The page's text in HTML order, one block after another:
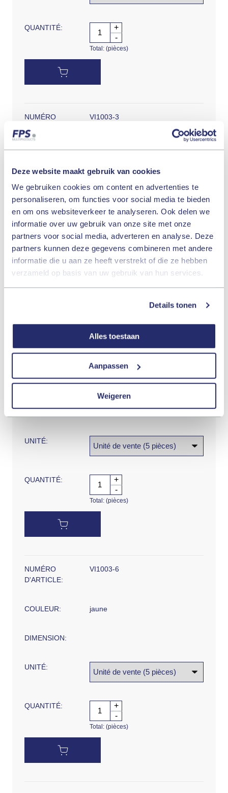
Deze website maakt gebruik van cookies
We gebruiken cookies om content en advertenties te
personaliseren, om functies voor social media te bieden
en om ons websiteverkeer te analyseren. Ook delen we
informatie over uw gebruik van onze site met onze
partners voor social media, adverteren en analyse. Deze
partners kunnen deze gegevens combineren met andere
informatie die u aan ze heeft verstrekt of die ze hebben
verzameld op basis van uw gebruik van hun services.
Details tonen
Alles toestaan
Aanpassen
Weigeren
QUANTITÉ:
+
-
Total: (pièces)
NUMÉRO
VI1003-3
DIMENSION:
UNITÉ:
QUANTITÉ:
+
-
Total:(pièces)
D'ARTICLE:
COULEUR: rouge
DIMENSION:
UNITÉ:
QUANTITÉ:
+
-
Total: (pièces)
NUMÉRO
D'ARTICLE:
VI1003-6
COULEUR: jaune
DIMENSION:
UNITÉ:
QUANTITÉ:
+
-
Total: (pièces)